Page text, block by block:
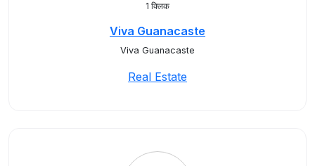
1 क्लिक
Viva Guanacaste
Viva Guanacaste
Real Estate